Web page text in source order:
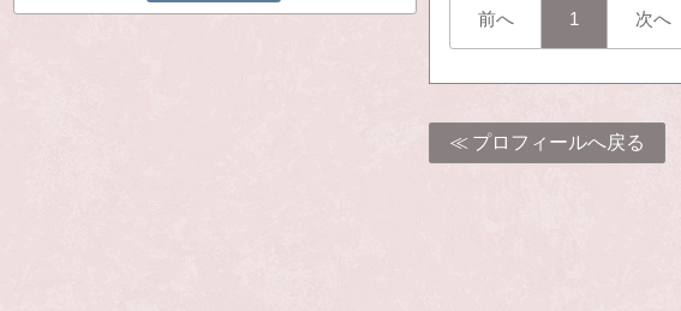
前へ 1 次へ
プロフィールへ戻る